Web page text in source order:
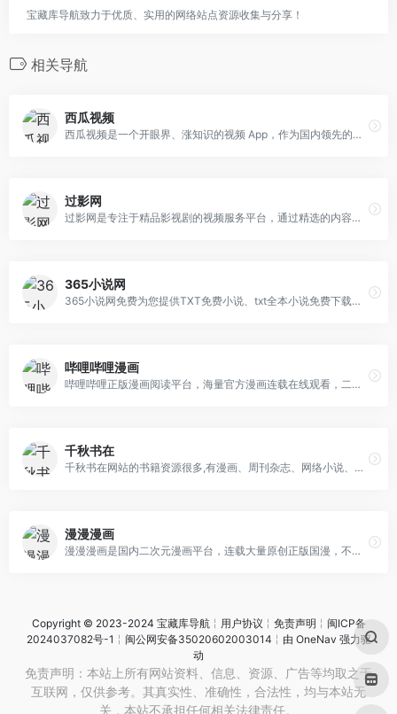
宝藏库导航致力于优质、实用的网络站点资源收集与分享！
相关导航
西瓜视频
西瓜视频是一个开眼界、涨知识的视频 App，作为国内领先的中视频平台，它源源不断地为不同人群提供优质内容，让人们看到更丰富和有深度的世界，收获轻松的获得感，点亮对生活的好奇心。
过影网
过影网是专注于精品影视剧的视频服务平台，通过精选的内容、极简的交互为社会精英提供专业的视听体验。只为会员而生，就要给你好看！
365小说网
365小说网免费为您提供TXT免费小说、txt全本小说免费下载，365小说网无弹窗、无广告、页面干净清爽，五万本免费全本小说供您下载阅读，找免费全本小说就来365小说网。
哔哩哔哩漫画
哔哩哔哩正版漫画阅读平台，海量官方漫画连载在线观看，二次元动漫迷的追漫神器，热门漫画: 海贼王，五等分的新娘，约定的梦幻岛，关于我转生变成史莱姆这档事，修真聊天群，乔乔的奇妙冒险，斗罗大陆，我家大师兄脑子有坑，一拳超人，灵能百分百，铳梦等。
千秋书在
千秋书在网站的书籍资源很多,有漫画、周刊杂志、网络小说、畅销图书、经典合集、矛盾文学奖书籍、诺贝尔文学奖书籍、教材教辅等等。在这浮躁的世界，让我们一起安静阅读！
漫漫漫画
漫漫漫画是国内二次元漫画平台，连载大量原创正版国漫，不管是宅腐暖萌、古风奇幻、日常搞笑，统统都在这里。精美的漫画图片、高品质的漫画大全，看漫画就来漫漫漫画。
Copyright © 2023-2024 宝藏库导航╎ 用户协议 ╎ 免责声明 ╎ 闽ICP备
2024037082号-1 ╎ 闽公网安备35020602003014 ╎由 OneNav 强力驱
动
免责声明：本站上所有网站资料、信息、资源、广告等均取之于
互联网，仅供参考。其真实性、准确性，合法性，均与本站无
关，本站不承担任何相关法律责任。